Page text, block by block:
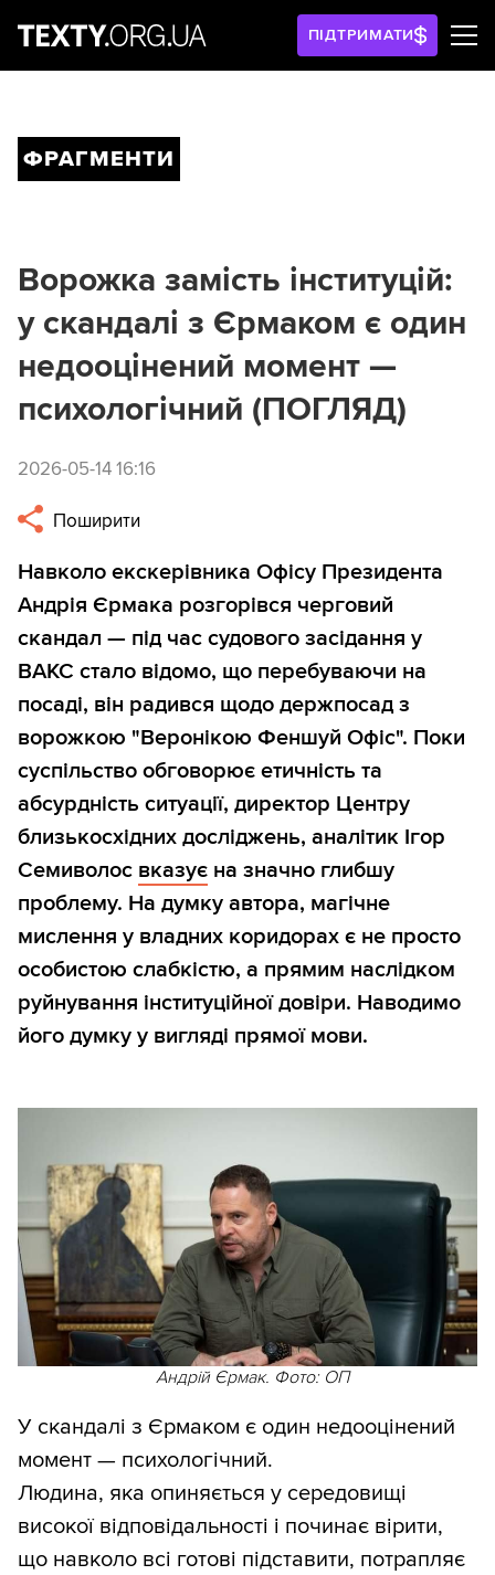
ПІДТРИМАТИ
ФРАГМЕНТИ
Ворожка замість інституцій:
у скандалі з Єрмаком є один
недооцінений момент —
психологічний (ПОГЛЯД)
2026-05-14 16:16
Поширити
Навколо екскерівника Офісу Президента
Андрія Єрмака розгорівся черговий
скандал — під час судового засідання у
ВАКС стало відомо, що перебуваючи на
посаді, він радився щодо держпосад з
ворожкою "Веронікою Феншуй Офіс". Поки
суспільство обговорює етичність та
абсурдність ситуації, директор Центру
близькосхідних досліджень, аналітик Ігор
Семиволос вказує на значно глибшу
проблему. На думку автора, магічне
мислення у владних коридорах є не просто
особистою слабкістю, а прямим наслідком
руйнування інституційної довіри. Наводимо
його думку у вигляді прямої мови.
Андрій Єрмак. Фото: ОП
У скандалі з Єрмаком є один недооцінений
момент — психологічний.
Людина, яка опиняється у середовищі
високої відповідальності і починає вірити,
що навколо всі готові підставити, потрапляє